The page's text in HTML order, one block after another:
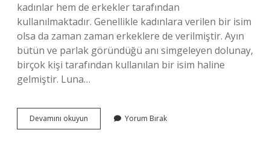
kadınlar hem de erkekler tarafından
kullanılmaktadır. Genellikle kadınlara verilen bir isim
olsa da zaman zaman erkeklere de verilmiştir. Ayın
bütün ve parlak göründüğü anı simgeleyen dolunay,
birçok kişi tarafından kullanılan bir isim haline
gelmiştir. Luna…
Devamını okuyun Dolunay
Ismini
Yorum Bırak